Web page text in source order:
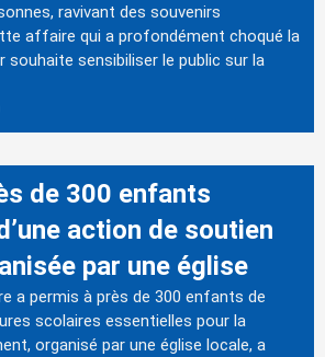
ravivant des souvenirs
affaire qui a profondément choqué la
souhaite sensibiliser le public sur la
de 300 enfants
action de soutien
par une église
a permis à près de 300 enfants de
scolaires essentielles pour la
organisé par une église locale, a